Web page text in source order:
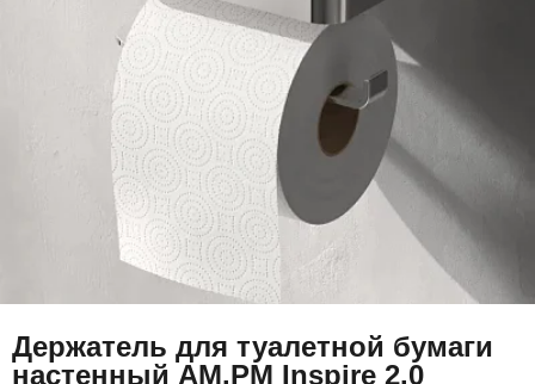
Держатель для туалетной бумаги
настенный AM.PM Inspire 2.0